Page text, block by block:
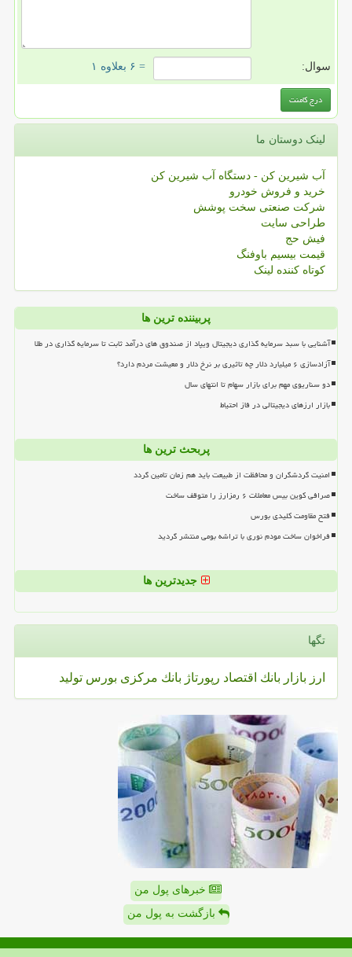
سوال: = ۶ بعلاوه ۱
لینک دوستان ما
آب شیرین کن - دستگاه آب شیرین کن
خرید و فروش خودرو
شرکت صنعتی سخت پوشش
طراحی سایت
فیش حج
قیمت بیسیم باوفنگ
کوتاه کننده لینک
پربیننده ترین ها
آشنایی با سبد سرمایه گذاری دیجیتال ویپاد از صندوق های درآمد ثابت تا سرمایه گذاری در طلا
آزادسازی ۶ میلیارد دلار چه تاثیری بر نرخ دلار و معیشت مردم دارد؟
دو سناریوی مهم برای بازار سهام تا انتهای سال
بازار ارزهای دیجیتالی در فاز احتیاط
پربحث ترین ها
امنیت گردشگران و محافظت از طبیعت باید هم زمان تامین گردد
صرافی کوین بیس معاملات ۶ رمزارز را متوقف ساخت
فتح مقاومت کلیدی بورس
فراخوان ساخت مودم نوری با تراشه بومی منتشر گردید
جدیدترین ها
تگها
ارز بازار بانك اقتصاد رپورتاژ بانك مركزی بورس تولید
خبرهای پول من
بازگشت به پول من